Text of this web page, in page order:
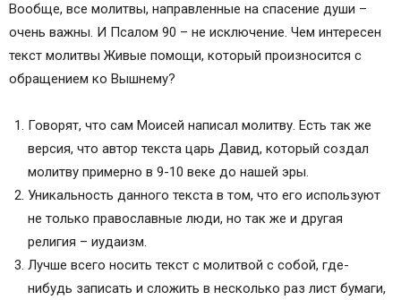
Вообще, все молитвы, направленные на спасение души –
очень важны. И Псалом 90 – не исключение. Чем интересен
текст молитвы Живые помощи, который произносится с
обращением ко Вышнему?
Говорят, что сам Моисей написал молитву. Есть так же
версия, что автор текста царь Давид, который создал
молитву примерно в 9-10 веке до нашей эры.
Уникальность данного текста в том, что его используют
не только православные люди, но так же и другая
религия – иудаизм.
Лучше всего носить текст с молитвой с собой, где-
нибудь записать и сложить в несколько раз лист бумаги,